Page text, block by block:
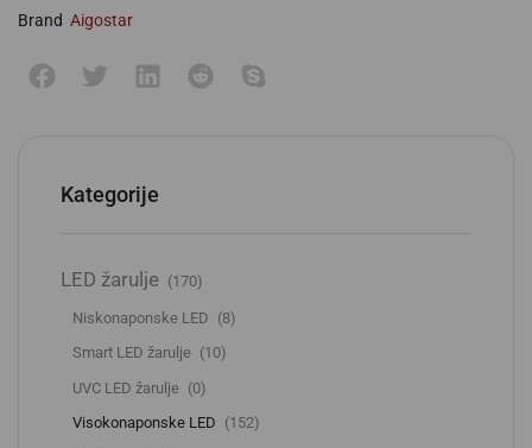
Brand Aigostar
Kategorije
LED žarulje (170)
Niskonaponske LED (8)
Smart LED žarulje (10)
UVC LED žarulje (0)
Visokonaponske LED (152)